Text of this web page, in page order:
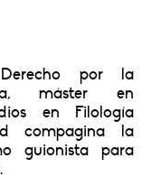
por la
máster en
en Filología
compagina la
guionista para